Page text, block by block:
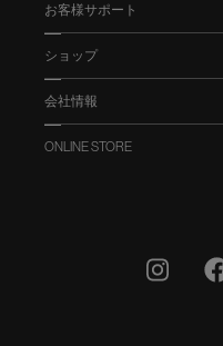
お客様サポート
ショップ
会社情報
ONLINE STORE